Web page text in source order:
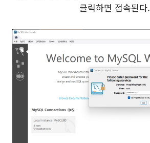
클릭하면 접속된다.